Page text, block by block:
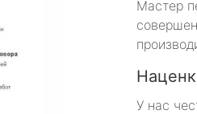
Мастер
У нас